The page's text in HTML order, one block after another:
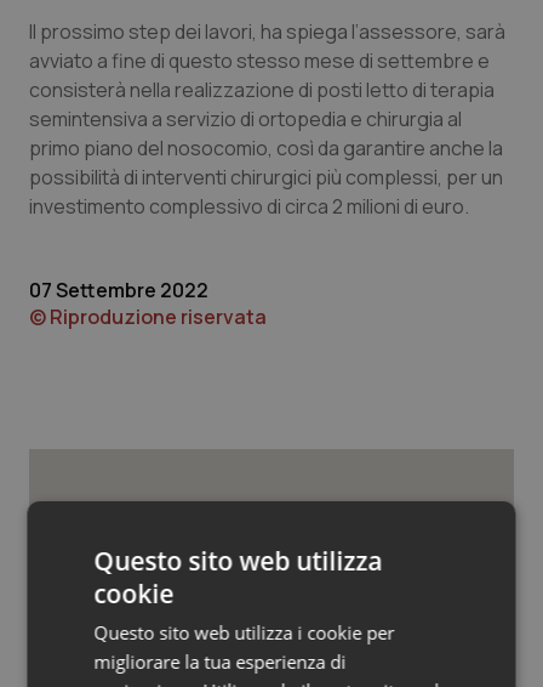
Toscana
Umbria
Valle D’Aosta
Obesità
Oftalmologia
Oncodermatologia
Oncologia & Nutrizione
Quotidiano Oncologia
Quotidiano Pediatria
Rene & patologie urogenitali
Il prossimo step dei lavori, ha spiega l’assessore, sarà
avviato a fine di questo stesso mese di settembre e
consisterà nella realizzazione di posti letto di terapia
semintensiva a servizio di ortopedia e chirurgia al
primo piano del nosocomio, così da garantire anche la
possibilità di interventi chirurgici più complessi, per un
investimento complessivo di circa 2 milioni di euro.
07 Settembre 2022
© Riproduzione riservata
Provincia Autonoma di
Bolzano
Cresce la ricerca in Emilia-Romagna:
Questo sito web utilizza
cookie
Questo sito web utilizza i cookie per
migliorare la tua esperienza di